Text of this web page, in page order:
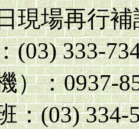
現場再行
(03) 333-
：0937-
：(03)